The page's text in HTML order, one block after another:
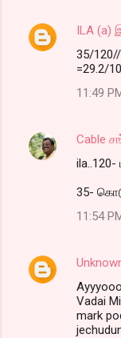
s
ILA (a)
35/120//
=29.2/
11:49
Cable
35-
11:54
Vadai
mark